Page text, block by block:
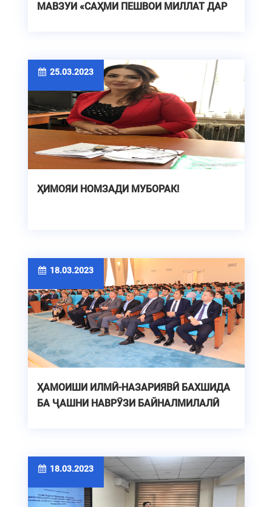
МАВЗУИ «САҲМИ ПЕШВОИ МИЛЛАТ ДАР
25.03.2023
ҲИМОЯИ НОМЗАДИ МУБОРАК!
18.03.2023
ҲАМОИШИ ИЛМӢ-НАЗАРИЯВӢ БАХШИДА
БА ҶАШНИ НАВРӮЗИ БАЙНАЛМИЛАЛӢ
18.03.2023